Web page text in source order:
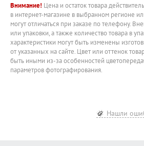
Внимание! Цена и остаток товара
в интернет-магазине в выбранном регионе
могут отличаться при заказе по телефону.
или упаковки, а также количество товара в
характеристики могут быть изменены
от указанных на сайте. Цвет или оттенок
быть иными из-за особенностей
параметров фотографирования.
Нашли